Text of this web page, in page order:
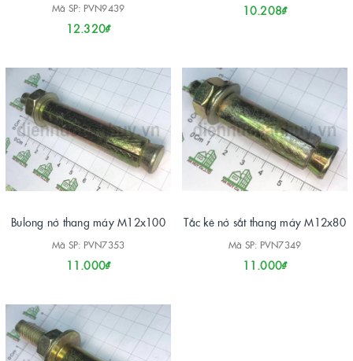
Mã SP: PVN9439
12.320₫
10.208₫
Bulong nở thang máy M12x100
Mã SP: PVN7353
11.000₫
Tắc kê nở sắt thang máy M12x80
Mã SP: PVN7349
11.000₫